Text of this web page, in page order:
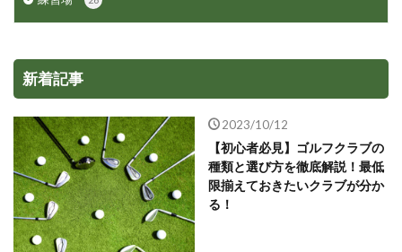
新着記事
2023/10/12
【初心者必見】ゴルフクラブの
種類と選び方を徹底解説！最低
限揃えておきたいクラブが分か
る！